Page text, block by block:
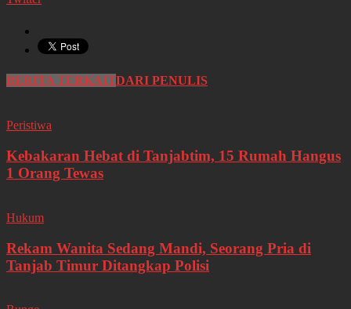
BERITA TERKAITDARI PENULIS
Peristiwa
Kebakaran Hebat di Tanjabtim, 15 Rumah Hangus
1 Orang Tewas
Hukum
Rekam Wanita Sedang Mandi, Seorang Pria di
Tanjab Timur Ditangkap Polisi